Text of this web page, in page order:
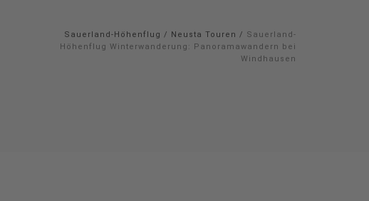
Sauerland-Höhenflug / Neusta Touren / Sauerland-
Höhenflug Winterwanderung: Panoramawandern bei
Windhausen